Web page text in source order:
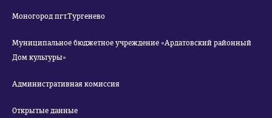
Моногород пгт.Тургенево
Муниципальное бюджетное учреждение «Ардатовский районный
Дом культуры»
Административная комиссия
Открытые данные